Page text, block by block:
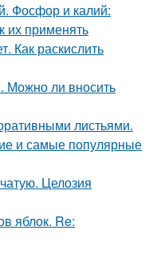
Фосфор и калий:
их применять
Как раскислить
Можно ли вносить
листьями.
и самые популярные
Целозия
яблок. Re: